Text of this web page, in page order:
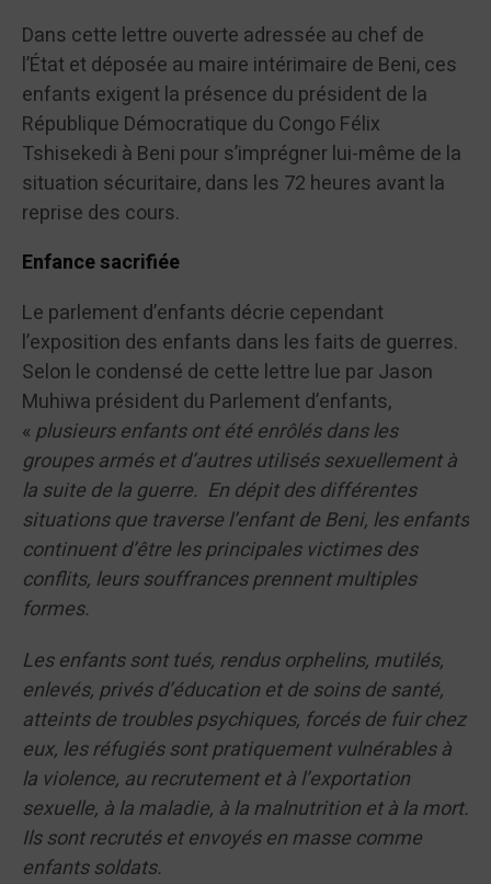
Dans cette lettre ouverte adressée au chef de
l’État et déposée au maire intérimaire de Beni, ces
enfants exigent la présence du président de la
République Démocratique du Congo Félix
Tshisekedi à Beni pour s’imprégner lui-même de la
situation sécuritaire, dans les 72 heures avant la
reprise des cours.
Enfance sacrifiée
Le parlement d’enfants décrie cependant
l’exposition des enfants dans les faits de guerres.
Selon le condensé de cette lettre lue par Jason
Muhiwa président du Parlement d’enfants,
« plusieurs enfants ont été enrôlés dans les
groupes armés et d’autres utilisés sexuellement à
la suite de la guerre. En dépit des différentes
situations que traverse l’enfant de Beni, les enfants
continuent d’être les principales victimes des
conflits, leurs souffrances prennent multiples
formes.
Les enfants sont tués, rendus orphelins, mutilés,
enlevés, privés d’éducation et de soins de santé,
atteints de troubles psychiques, forcés de fuir chez
eux, les réfugiés sont pratiquement vulnérables à
la violence, au recrutement et à l’exportation
sexuelle, à la maladie, à la malnutrition et à la mort.
Ils sont recrutés et envoyés en masse comme
enfants soldats.